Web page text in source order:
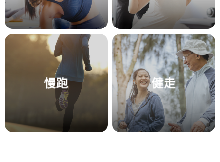
慢跑 健走